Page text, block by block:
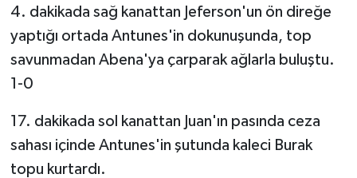
4. dakikada sağ kanattan Jeferson'un ön direğe
yaptığı ortada Antunes'in dokunuşunda, top
savunmadan Abena'ya çarparak ağlarla buluştu.
1-0
17. dakikada sol kanattan Juan'ın pasında ceza
sahası içinde Antunes'in şutunda kaleci Burak
topu kurtardı.